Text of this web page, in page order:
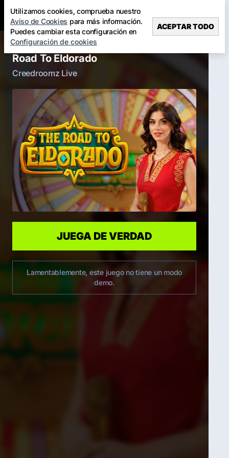
Road To Eldorado
Creedroomz Live
JUEGA DE VERDAD
Lamentablemente, este juego no tiene un modo
demo.
Utilizamos cookies, comprueba nuestro
Aviso de Cookies para más información.
Puedes cambiar esta configuración en
Configuración de cookies
ACEPTAR TODO